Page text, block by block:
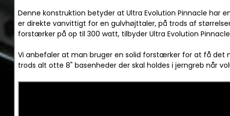
Denne konstruktion betyder at Ultra Evolution Pinnacle har
er direkte vanvittigt for en gulvhøjttaler, på trods af
forstærker på op til 300 watt, tilbyder Ultra Evolution
Vi anbefaler at man bruger en solid forstærker for at få
trods alt otte 8" basenheder der skal holdes i jerngreb når